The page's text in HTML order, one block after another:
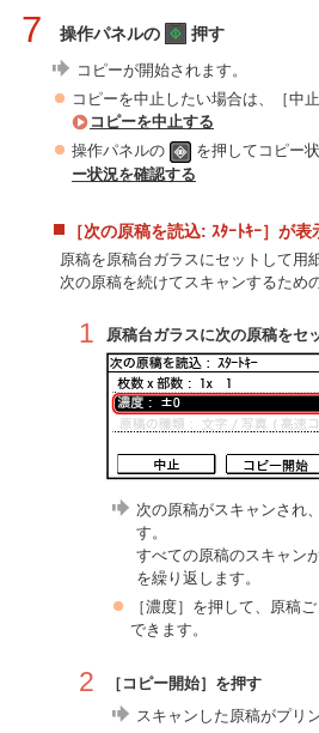
7 操作パネルの 押す
コピーが開始されます。
コピーを中止したい場合は、［中止
コピーを中止する
操作パネルの
を押してコピー
ー状況を確認する
［次の原稿を読込: ｽﾀｰﾄｷｰ］が
原稿を原稿台ガラスにセットして用
次の原稿を続けてスキャンするため
1 原稿台ガラスに次の原稿をセ
次の原稿がスキャンされ
す。
すべての原稿のスキャン
を繰り返します。
［濃度］を押して、原稿
できます。
2
［コピー開始］を押す
スキャンした原稿がプリ